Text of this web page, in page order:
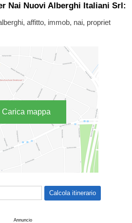
Nai Nuovi Alberghi Italiani Srl:
affitto, immob, nai, propriet
Carica mappa
Annuncio